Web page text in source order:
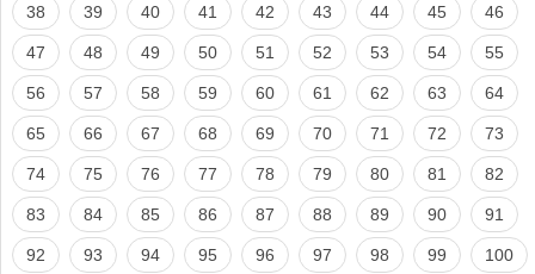
38 39 40 41 42 43 44 45 46
47 48 49 50 51 52 53 54 55
56 57 58 59 60 61 62 63 64
65 66 67 68 69 70 71 72 73
74 75 76 77 78 79 80 81 82
83 84 85 86 87 88 89 90 91
92 93 94 95 96 97 98 99 100